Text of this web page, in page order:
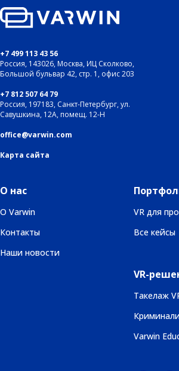
+7 499 113 43 56
Россия, 143026, Москва, ИЦ Сколково,
Большой бульвар 42, стр. 1, офис 203
+7 812 507 64 79
Россия, 197183, Санкт-Петербург, ул.
Савушкина, 12А, помещ. 12-Н
office@varwin.com
Карта сайта
О нас
О Varwin
Контакты
Наши новости
VR для
Все кейсы
VR-
Такелаж
Varwin